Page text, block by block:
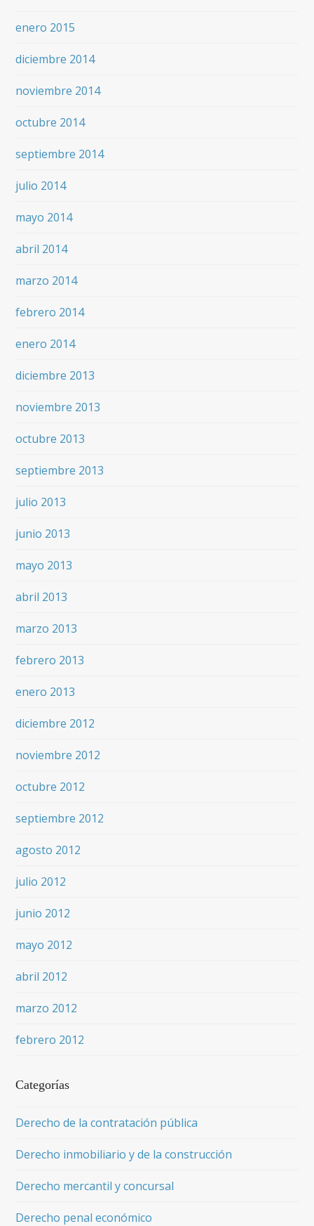
enero 2015
diciembre 2014
noviembre 2014
octubre 2014
septiembre 2014
julio 2014
mayo 2014
abril 2014
marzo 2014
febrero 2014
enero 2014
diciembre 2013
noviembre 2013
octubre 2013
septiembre 2013
julio 2013
junio 2013
mayo 2013
abril 2013
marzo 2013
febrero 2013
enero 2013
diciembre 2012
noviembre 2012
octubre 2012
septiembre 2012
agosto 2012
julio 2012
junio 2012
mayo 2012
abril 2012
marzo 2012
febrero 2012
Categorías
Derecho de la contratación pública
Derecho inmobiliario y de la construcción
Derecho mercantil y concursal
Derecho penal económico